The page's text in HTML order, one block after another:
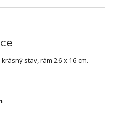
stav, rám 26 x 16 cm.